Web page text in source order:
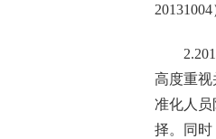
20131004
2.
高度重视
准化人员
择。同时